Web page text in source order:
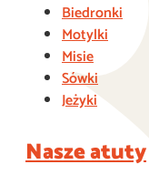
Biedronki
Motylki
Misie
Sówki
Jeżyki
Nasze atuty